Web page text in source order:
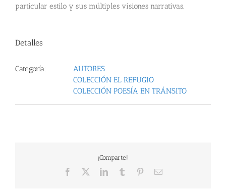
particular estilo y sus múltiples visiones narrativas.
Detalles
Categoría:
AUTORES
COLECCIÓN EL REFUGIO
COLECCIÓN POESÍA EN TRÁNSITO
¡Comparte!
Facebook LinkedInTumblr PinterestEmail